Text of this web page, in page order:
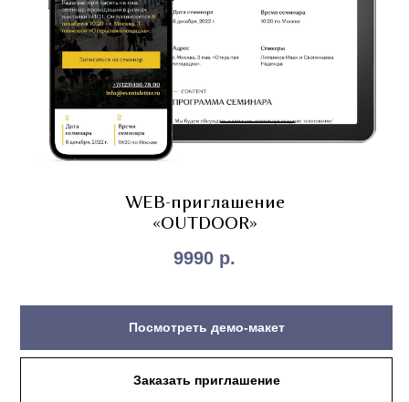
WEB-приглашение
«OUTDOOR»
9990 р.
Посмотреть демо-макет
Заказать приглашение